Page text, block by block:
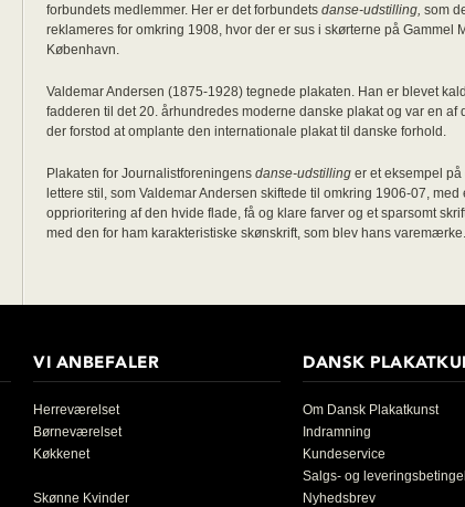
forbundets medlemmer. Her er det forbundets danse-udstilling, som
reklameres for omkring 1908, hvor der er sus i skørterne på Gammel
København.
Valdemar Andersen (1875-1928) tegnede plakaten. Han er blevet
fadderen til det 20. århundredes moderne danske plakat og var en af
der forstod at omplante den internationale plakat til danske forhold.
Plakaten for Journalistforeningens danse-udstilling er et eksempel på
lettere stil, som Valdemar Andersen skiftede til omkring 1906-07, med
opprioritering af den hvide flade, få og klare farver og et sparsomt
med den for ham karakteristiske skønskrift, som blev hans varemærke.
VI ANBEFALER
Herreværelset
Børneværelset
Køkkenet
Skønne Kvinder
DANSK
Om Dansk Plakatkunst
Indramning
Kundeservice
Salgs- og
Nyhedsbrev